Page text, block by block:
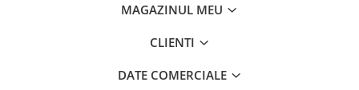
MAGAZINUL MEU
CLIENTI
DATE COMERCIALE